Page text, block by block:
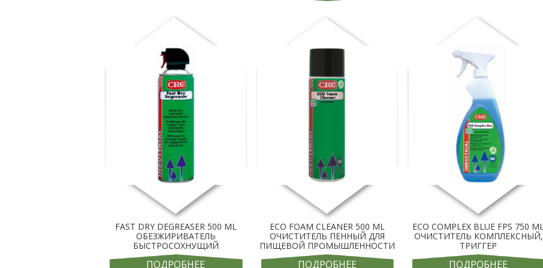
FAST DRY DEGREASER 500 ML
ОБЕЗЖИРИВАТЕЛЬ
БЫСТРОСОХНУЩИЙ
ПОДРОБНЕЕ
ECO FOAM CLEANER 500 ML
ОЧИСТИТЕЛЬ ПЕННЫЙ ДЛЯ
ПИЩЕВОЙ ПРОМЫШЛЕННОСТИ
ПОДРОБНЕЕ
ECO COMPLEX BLUE FPS 750 ML
ОЧИСТИТЕЛЬ КОМПЛЕКСНЫЙ,
ТРИГГЕР
ПОДРОБНЕЕ